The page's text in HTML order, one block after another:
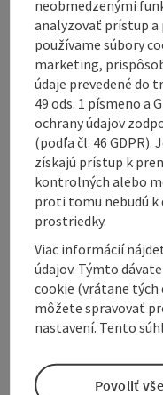
approx. 4 km
4 guest rooms (2
with shower/WC,
Contact
General
Equipment
non-binding
neobmedzenými
analyzovať prístup
používame súbory
marketing,
údaje prevedené do
49 ods. 1 písmeno a
ochrany údajov
(podľa čl. 46 GDPR).
získajú prístup k
kontrolných alebo
proti tomu nebudú k
prostriedky.
Viac informácií
údajov. Týmto
cookie (vrátane tých
môžete spravovať
nastavení. Tento
Povoliť